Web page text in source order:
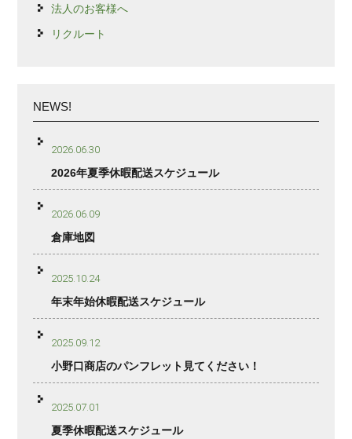
法人のお客様へ
リクルート
NEWS!
2026.06.30
2026年夏季休暇配送スケジュール
2026.06.09
倉庫地図
2025.10.24
年末年始休暇配送スケジュール
2025.09.12
小野口商店のパンフレット見てください！
2025.07.01
夏季休暇配送スケジュール